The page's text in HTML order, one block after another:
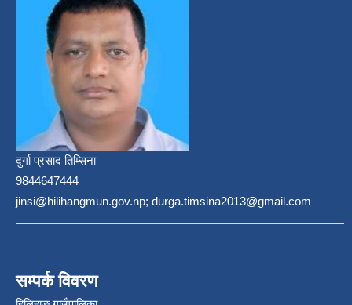
दुर्गा प्रसाद तिम्सिना
9844647444
jinsi@hilihangmun.gov.np; durga.timsina2013@gmail.com
सम्पर्क विवरण